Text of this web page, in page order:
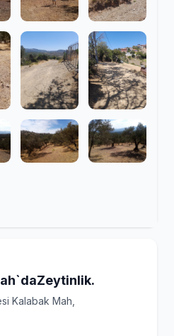
Kalabak Mah,